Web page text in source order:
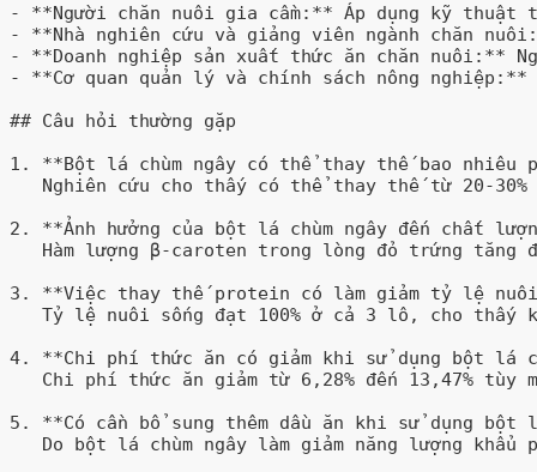
- **Người chăn nuôi gia cầm:** Áp dụng kỹ
- **Nhà nghiên cứu và giảng viên ngành chăn
- **Doanh nghiệp sản xuất thức ăn chăn nuôi:**
- **Cơ quan quản lý và chính sách nông
## Câu hỏi thường gặp
1. **Bột lá chùm ngây có thể thay thế bao
Nghiên cứu cho thấy có thể thay thế từ 20-
2. **Ảnh hưởng của bột lá chùm ngây đến chất
Hàm lượng β-caroten trong lòng đỏ trứng tăng
3. **Việc thay thế protein có làm giảm tỷ lệ
Tỷ lệ nuôi sống đạt 100% ở cả 3 lô, cho thấy
4. **Chi phí thức ăn có giảm khi sử dụng bột lá
Chi phí thức ăn giảm từ 6,28% đến 13,47% tùy
5. **Có cần bổ sung thêm dầu ăn khi sử dụng bột
Do bột lá chùm ngây làm giảm năng lượng khẩu